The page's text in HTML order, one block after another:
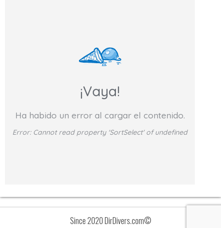
¡Vaya!
Ha habido un error al cargar el contenido.
Error: Cannot read property 'SortSelect' of undefined
Since 2020 DirDivers.com©